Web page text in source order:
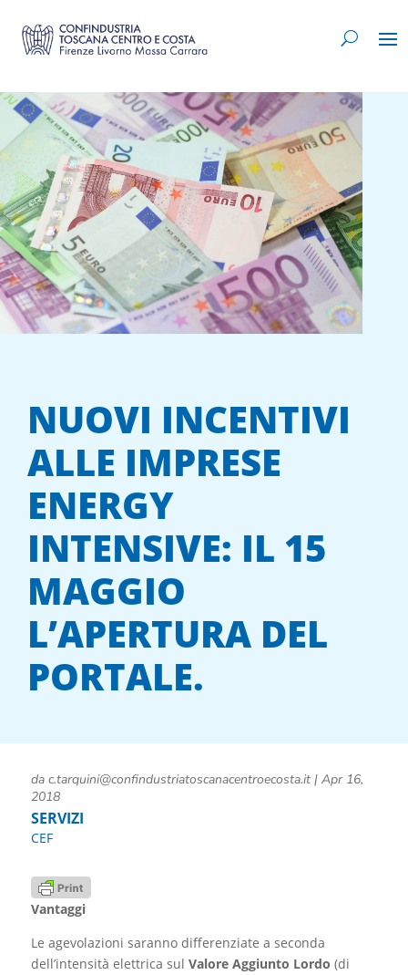
NUOVI INCENTIVI
ALLE IMPRESE
ENERGY
INTENSIVE: IL 15
MAGGIO
L’APERTURA DEL
PORTALE.
da c.tarquini@confindustriatoscanacentroecosta.it| Apr 16,
2018
SERVIZI
CEF
Vantaggi
Le agevolazioni saranno differenziate a seconda
dell’intensità elettrica sul Valore Aggiunto Lordo (di